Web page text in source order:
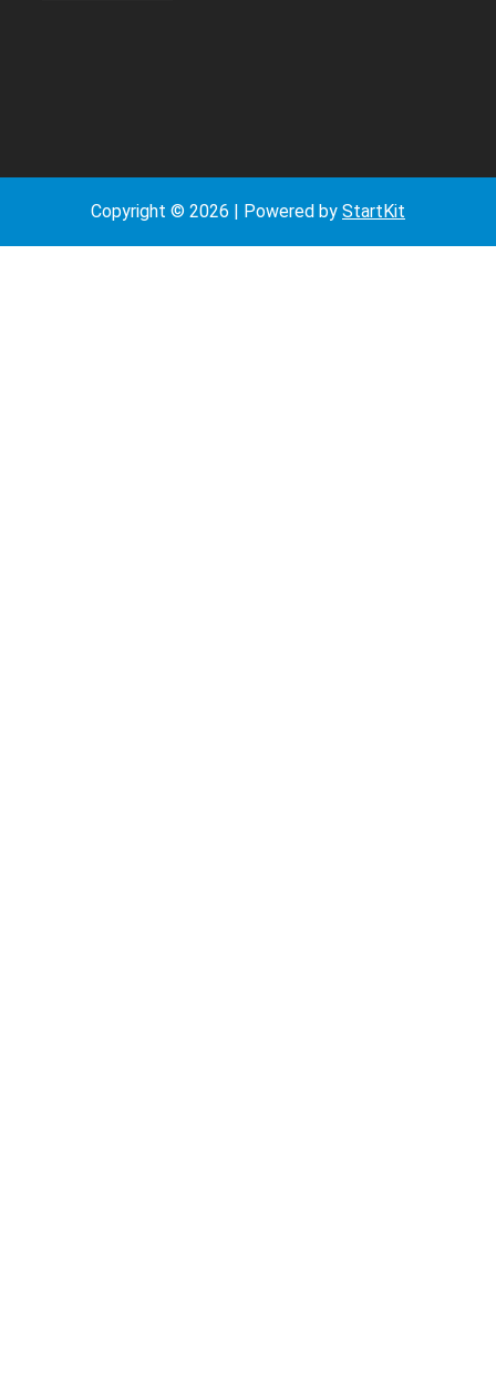
Copyright © 2026 | Powered by StartKit